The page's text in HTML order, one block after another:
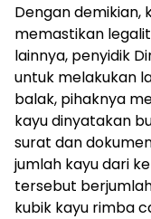
Dengan demikian,
memastikan
lainnya, penyidik
untuk melakukan
balak, pihaknya
kayu dinyatakan
surat dan
jumlah kayu dari
tersebut
kubik kayu rimba